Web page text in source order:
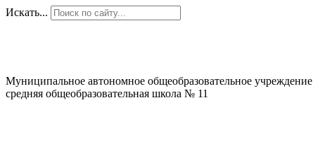
Искать...
Муниципальное автономное общеобразовательное учреждение
средняя общеобразовательная школа № 11